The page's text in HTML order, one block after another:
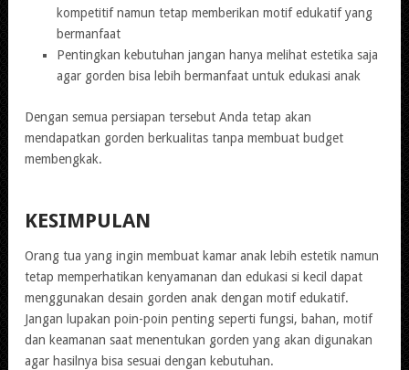
kompetitif namun tetap memberikan motif edukatif yang
bermanfaat
Pentingkan kebutuhan jangan hanya melihat estetika saja
agar gorden bisa lebih bermanfaat untuk edukasi anak
Dengan semua persiapan tersebut Anda tetap akan
mendapatkan gorden berkualitas tanpa membuat budget
membengkak.
KESIMPULAN
Orang tua yang ingin membuat kamar anak lebih estetik namun
tetap memperhatikan kenyamanan dan edukasi si kecil dapat
menggunakan desain gorden anak dengan motif edukatif.
Jangan lupakan poin-poin penting seperti fungsi, bahan, motif
dan keamanan saat menentukan gorden yang akan digunakan
agar hasilnya bisa sesuai dengan kebutuhan.